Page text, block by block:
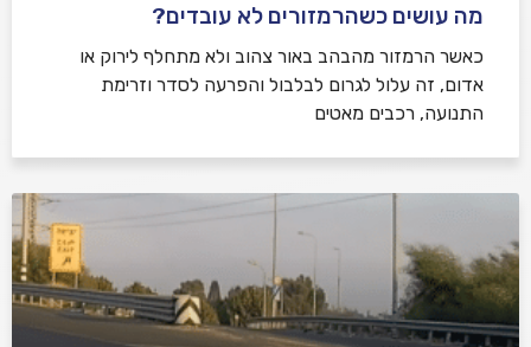
מה עושים כשהרמזורים לא עובדים?
כאשר הרמזור מהבהב באור צהוב ולא מתחלף לירוק או
אדום, זה עלול לגרום לבלבול והפרעה לסדר וזרימת
התנועה, רכבים מאטים